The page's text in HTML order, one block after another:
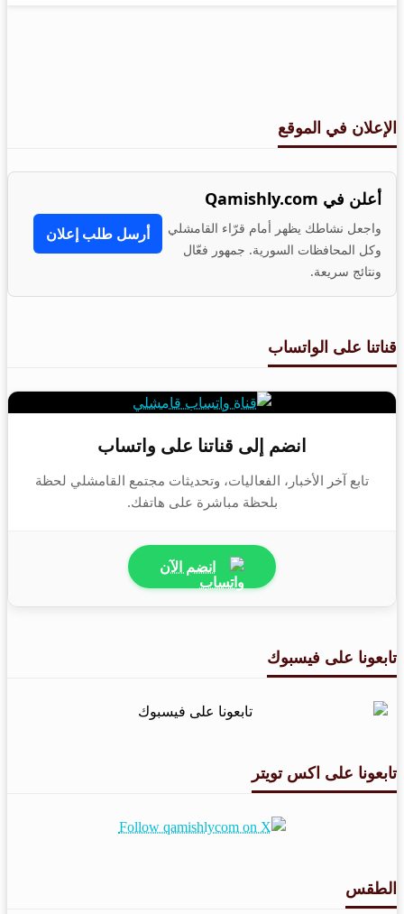
الإعلان في الموقع
أعلن في Qamishly.com
واجعل نشاطك يظهر أمام قرّاء القامشلي
وكل المحافظات السورية. جمهور فعّال
ونتائج سريعة.
أرسل طلب إعلان
قناتنا على الواتساب
انضم إلى قناتنا على واتساب
تابع آخر الأخبار، الفعاليات، وتحديثات مجتمع القامشلي لحظة
بلحظة مباشرة على هاتفك.
انضم الآن
تابعونا على فيسبوك
تابعونا على اكس تويتر
الطقس